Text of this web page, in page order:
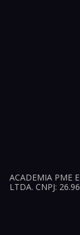
ACADEMIA PME
LTDA. CNPJ: